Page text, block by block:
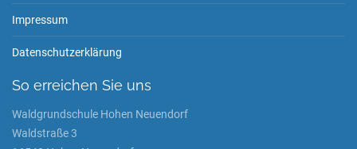
Impressum
Datenschutzerklärung
So erreichen Sie uns
Waldgrundschule Hohen Neuendorf
Waldstraße 3